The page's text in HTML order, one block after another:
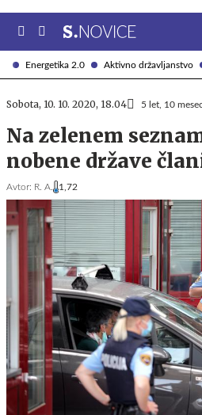
Energetika 2.0 Aktivno državljanstvo
Sobota, 10. 10. 2020, 18.04 5 let, 10
Na zelenem
nobene države
Avtor: R. A. 1,72